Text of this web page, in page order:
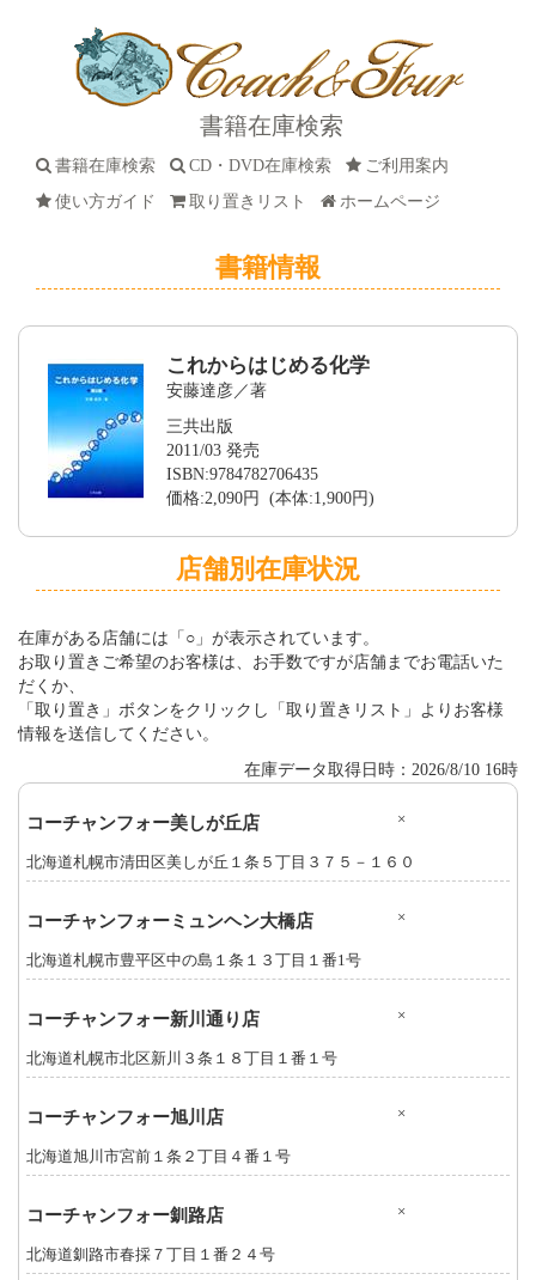
書籍在庫検索
書籍在庫検索 CD・DVD在庫検索
ご利用案内
使い方ガイド
取り置きリスト ホームページ
書籍情報
これからはじめる化学
安藤達彦／著
三共出版
2011/03 発売
ISBN:9784782706435
価格:2,090円 (本体:1,900円)
店舗別在庫状況
在庫がある店舗には「○」が表示されています。
お取り置きご希望のお客様は、お手数ですが店舗までお電話いた
だくか、
「取り置き」ボタンをクリックし「取り置きリスト」よりお客様
情報を送信してください。
在庫データ取得日時：2026/8/10 16時
コーチャンフォー美しが丘店 ×
北海道札幌市清田区美しが丘１条５丁目３７５－１６０
コーチャンフォーミュンヘン大橋店 ×
北海道札幌市豊平区中の島１条１３丁目１番1号
コーチャンフォー新川通り店 ×
北海道札幌市北区新川３条１８丁目１番１号
コーチャンフォー旭川店 ×
北海道旭川市宮前１条２丁目４番１号
コーチャンフォー釧路店 ×
北海道釧路市春採７丁目１番２４号